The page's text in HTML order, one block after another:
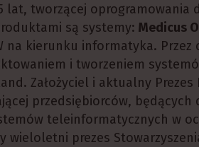
lat, tworzącej oprogramowania
są systemy: Medicus
na kierunku informatyka. Przez
i tworzeniem
Założyciel i aktualny
przedsiębiorców, będących
teleinformatycznych w
wieloletni prezes